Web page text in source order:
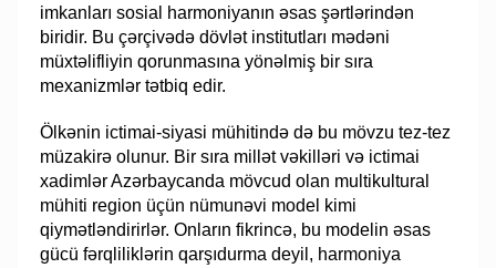
imkanları sosial harmoniyanın əsas şərtlərindən
biridir. Bu çərçivədə dövlət institutları mədəni
müxtəlifliyin qorunmasına yönəlmiş bir sıra
mexanizmlər tətbiq edir.
Ölkənin ictimai-siyasi mühitində də bu mövzu tez-tez
müzakirə olunur. Bir sıra millət vəkilləri və ictimai
xadimlər Azərbaycanda mövcud olan multikultural
mühiti region üçün nümunəvi model kimi
qiymətləndirirlər. Onların fikrincə, bu modelin əsas
gücü fərqliliklərin qarşıdurma deyil, harmoniya